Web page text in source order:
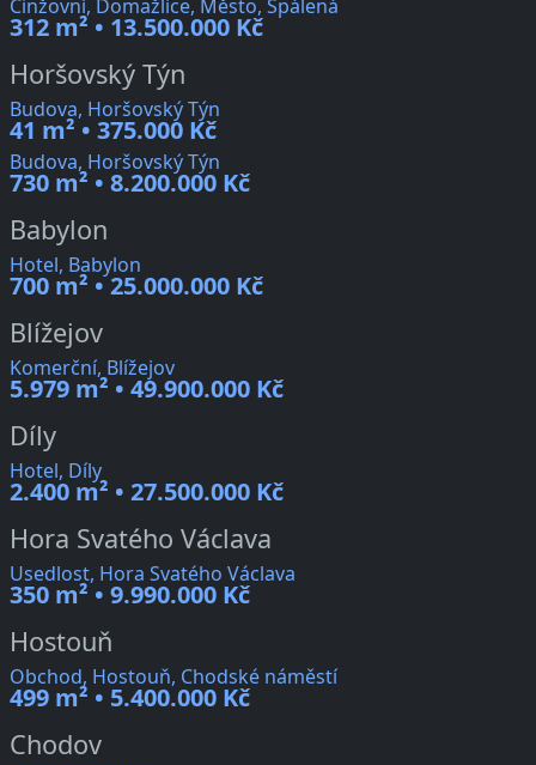
Činžovní, Domažlice, Město, Spálená
312 m² • 13.500.000 Kč
Horšovský Týn
Budova, Horšovský Týn
41 m² • 375.000 Kč
Budova, Horšovský Týn
730 m² • 8.200.000 Kč
Babylon
Hotel, Babylon
700 m² • 25.000.000 Kč
Blížejov
Komerční, Blížejov
5.979 m² • 49.900.000 Kč
Díly
Hotel, Díly
2.400 m² • 27.500.000 Kč
Hora Svatého Václava
Usedlost, Hora Svatého Václava
350 m² • 9.990.000 Kč
Hostouň
Obchod, Hostouň, Chodské náměstí
499 m² • 5.400.000 Kč
Chodov